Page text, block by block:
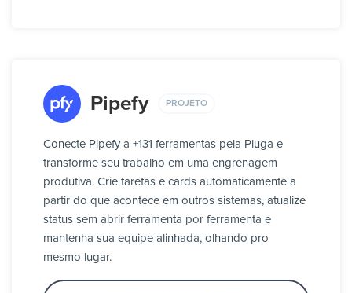
Pipefy PROJETO
Conecte Pipefy a +131 ferramentas pela Pluga e
transforme seu trabalho em uma engrenagem
produtiva. Crie tarefas e cards automaticamente a
partir do que acontece em outros sistemas, atualize
status sem abrir ferramenta por ferramenta e
mantenha sua equipe alinhada, olhando pro
mesmo lugar.